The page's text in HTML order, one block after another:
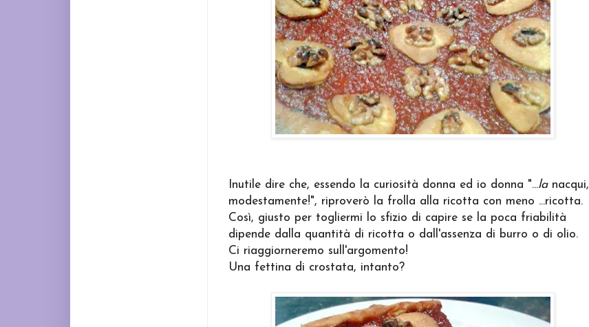
Inutile dire che, essendo la curiosità donna ed io donna "...la nacqui,
modestamente!", riproverò la frolla alla ricotta con meno ...ricotta.
Così, giusto per togliermi lo sfizio di capire se la poca friabilità
dipende dalla quantità di ricotta o dall'assenza di burro o di olio.
Ci riaggiorneremo sull'argomento!
Una fettina di crostata, intanto?